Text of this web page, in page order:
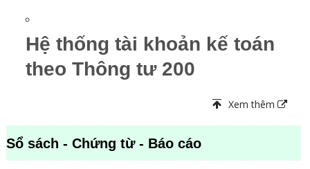
Hệ thống tài khoản kế toán
theo Thông tư 200
Xem thêm
Sổ sách - Chứng từ - Báo cáo